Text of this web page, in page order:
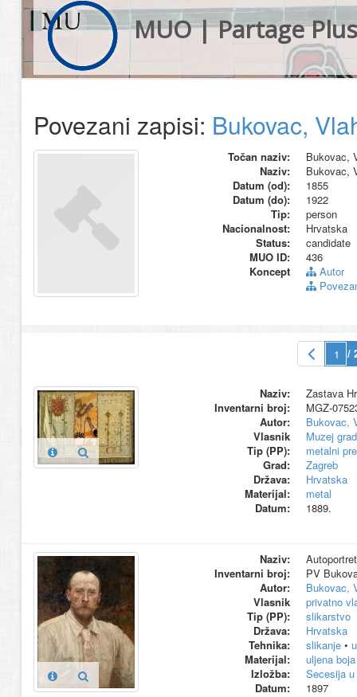
MUO | Partage Plus
Povezani zapisi: Bukovac,
Točan naziv:
Bukovac,
Naziv:
Bukovac,
Datum (od):
1855
Datum (do):
1922
Tip:
person
Nacionalnost:
Hrvatska
Status:
candidate
MUO ID:
436
Koncept
Autor
/
Naziv:
Zastava
Inventarni broj:
MGZ-
Autor:
Bukovac,
Vlasnik
Muzej
Tip (PP):
metalni
Grad:
Zagreb
Država:
Hrvatska
Materijal:
metal
Datum:
1889.
Naziv:
Inventarni broj:
PV
Autor:
Bukovac,
Vlasnik
privatno
Tip (PP):
slikarstvo
Država:
Hrvatska
Tehnika:
slikanje•
Materijal:
uljena boja
Izložba:
Secesija
Datum:
1897